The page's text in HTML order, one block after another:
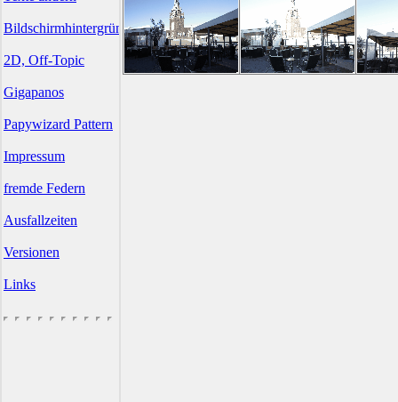
Bildschirmhintergründe
2D, Off-Topic
Gigapanos
Papywizard Pattern
Impressum
fremde Federn
Ausfallzeiten
Versionen
Links